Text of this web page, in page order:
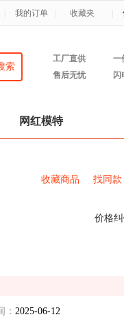
我的订单 收藏夹
索
工厂直供
一
售后无忧
闪
网红模特
收藏商品 找同款
价格
： 2025-06-12